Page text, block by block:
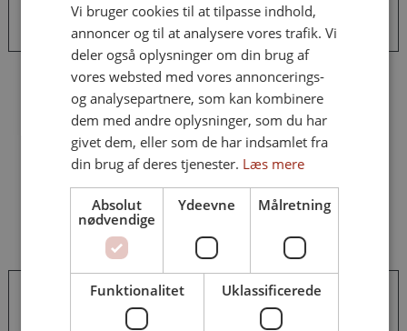
Vi bruger cookies til at tilpasse indhold,
annoncer og til at analysere vores trafik. Vi
deler også oplysninger om din brug af
vores websted med vores annoncerings-
og analysepartnere, som kan kombinere
dem med andre oplysninger, som du har
givet dem, eller som de har indsamlet fra
din brug af deres tjenester. Læs mere
Absolut
nødvendige
Ydeevne Målretning
Funktionalitet Uklassificerede